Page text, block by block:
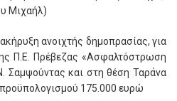
Μιχαήλ)
ανοιχτής δημοπρασίας, για
Π.Ε. Πρέβεζας «Ασφαλτόστρωση
Σαμψούντας και στη θέση Ταράνα
175.000 ευρώ